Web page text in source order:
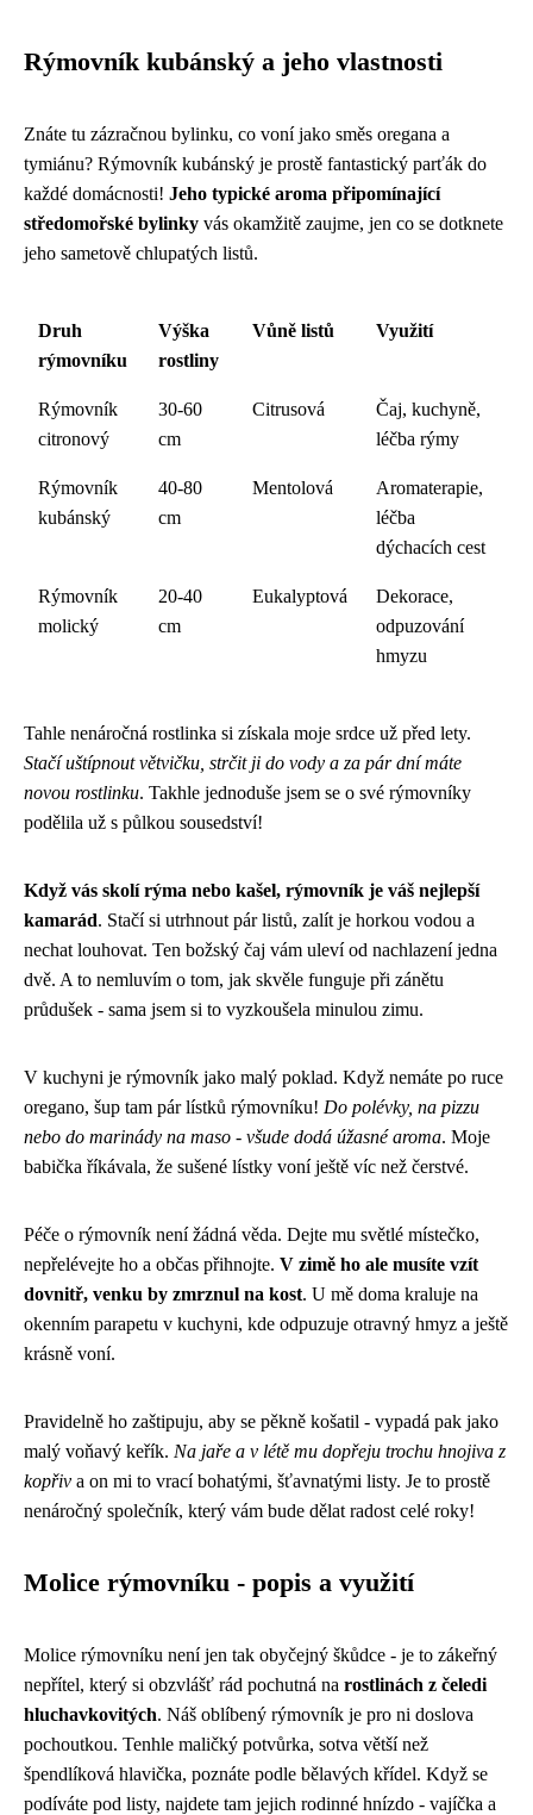
Rýmovník kubánský a jeho vlastnosti
Znáte tu zázračnou bylinku, co voní jako směs oregana a
tymiánu? Rýmovník kubánský je prostě fantastický parťák do
každé domácnosti! Jeho typické aroma připomínající
středomořské bylinky vás okamžitě zaujme, jen co se dotknete
jeho sametově chlupatých listů.
Druh
rýmovníku
Výška
rostliny
Vůně listů Využití
Rýmovník
citronový
30-60
cm
Citrusová
Čaj, kuchyně,
léčba rýmy
Rýmovník
kubánský
40-80
cm
Mentolová
Aromaterapie,
léčba
dýchacích cest
Rýmovník
molický
20-40
cm
Eukalyptová
Dekorace,
odpuzování
hmyzu
Tahle nenáročná rostlinka si získala moje srdce už před lety.
Stačí uštípnout větvičku, strčit ji do vody a za pár dní máte
novou rostlinku. Takhle jednoduše jsem se o své rýmovníky
podělila už s půlkou sousedství!
Když vás skolí rýma nebo kašel, rýmovník je váš nejlepší
kamarád. Stačí si utrhnout pár listů, zalít je horkou vodou a
nechat louhovat. Ten božský čaj vám uleví od nachlazení jedna
dvě. A to nemluvím o tom, jak skvěle funguje při zánětu
průdušek - sama jsem si to vyzkoušela minulou zimu.
V kuchyni je rýmovník jako malý poklad. Když nemáte po ruce
oregano, šup tam pár lístků rýmovníku! Do polévky, na pizzu
nebo do marinády na maso - všude dodá úžasné aroma. Moje
babička říkávala, že sušené lístky voní ještě víc než čerstvé.
Péče o rýmovník není žádná věda. Dejte mu světlé místečko,
nepřelévejte ho a občas přihnojte. V zimě ho ale musíte vzít
dovnitř, venku by zmrznul na kost. U mě doma kraluje na
okenním parapetu v kuchyni, kde odpuzuje otravný hmyz a ještě
krásně voní.
Pravidelně ho zaštipuju, aby se pěkně košatil - vypadá pak jako
malý voňavý keřík. Na jaře a v létě mu dopřeju trochu hnojiva z
kopřiv a on mi to vrací bohatými, šťavnatými listy. Je to prostě
nenáročný společník, který vám bude dělat radost celé roky!
Molice rýmovníku - popis a využití
Molice rýmovníku není jen tak obyčejný škůdce - je to zákeřný
nepřítel, který si obzvlášť rád pochutná na rostlinách z čeledi
hluchavkovitých. Náš oblíbený rýmovník je pro ni doslova
pochoutkou. Tenhle maličký potvůrka, sotva větší než
špendlíková hlavička, poznáte podle bělavých křídel. Když se
podíváte pod listy, najdete tam jejich rodinné hnízdo - vajíčka a